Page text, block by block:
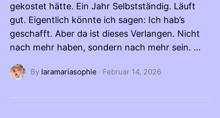
gekostet hätte. Ein Jahr Selbstständig. Läuft
gut. Eigentlich könnte ich sagen: Ich hab’s
geschafft. Aber da ist dieses Verlangen. Nicht
nach mehr haben, sondern nach mehr sein. …
By laramariasophie · Februar 14, 2026